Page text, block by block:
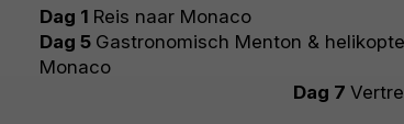
Dag 1 Reis naar Monaco
Dag 5 Gastronomisch Menton &
Monaco
Dag 7